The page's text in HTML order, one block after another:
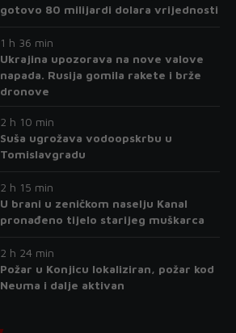
gotovo 80 milijardi dolara vrijednosti
1 h 36 min
Ukrajina upozorava na nove valove
napada. Rusija gomila rakete i brže
dronove
2 h 10 min
Suša ugrožava vodoopskrbu u
Tomislavgradu
2 h 15 min
U brani u zeničkom naselju Kanal
pronađeno tijelo starijeg muškarca
2 h 24 min
Požar u Konjicu lokaliziran, požar kod
Neuma i dalje aktivan